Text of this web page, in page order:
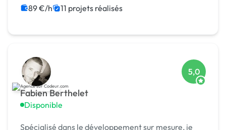
89 €/h 11 projets réalisés
Fabien Berthelet
Disponible
5,0
Spécialisé dans le développement sur mesure, je